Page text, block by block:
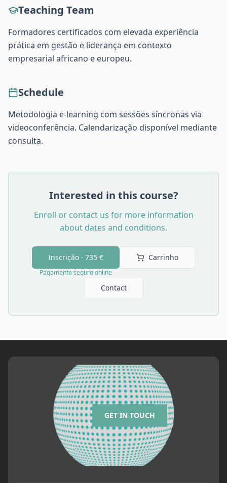
Teaching Team
Formadores certificados com elevada experiência
prática em gestão e liderança em contexto
empresarial africano e europeu.
Schedule
Metodologia e-learning com sessões síncronas via
videoconferência. Calendarização disponível mediante
consulta.
Interested in this course?
Enroll or contact us for more information
about dates and conditions.
Inscrição · 735 €
Pagamento seguro online
Carrinho
Contact
GET IN TOUCH